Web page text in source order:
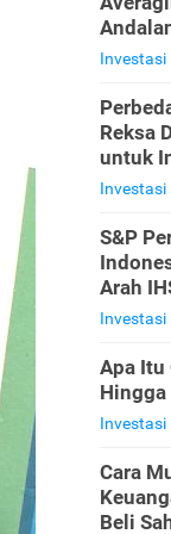
Investasi
Reksa
untuk
Investasi
S&P
Arah
Investasi
Apa Itu
Hingga
Investasi
Cara
Beli